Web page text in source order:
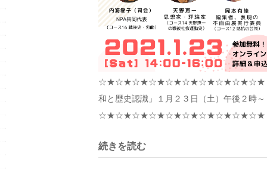
☆★☆★☆★☆★☆★☆★☆★☆★☆★☆★ NPA第２
和と歴史認識」１月２３日（土）午後２時
☆★☆★☆★☆★☆★☆★☆★☆★☆★☆★【プロ
続きを読む